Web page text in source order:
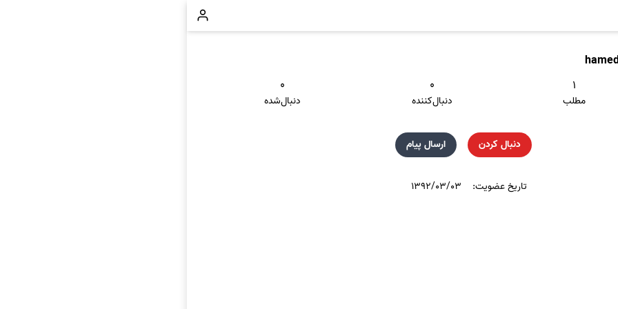
۱
مطلب
۰
دنبال‌کننده
۰
دنبال‌شده
دنبال کردن ارسال پیام
تاریخ عضویت: ۱۳۹۲/۰۳/۰۳